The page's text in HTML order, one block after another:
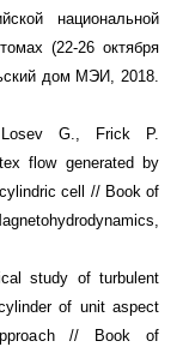
национальной
(22-26 октября
дом МЭИ, 2018.
G., Frick P.
flow generated by
cell // Book of
study of turbulent
of unit aspect
// Book of